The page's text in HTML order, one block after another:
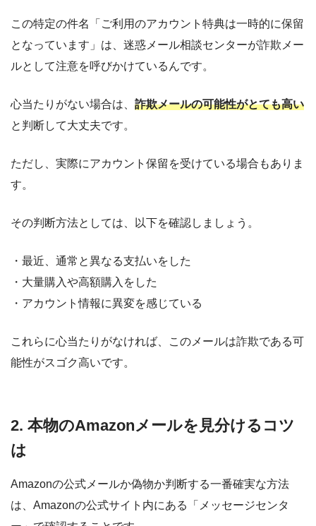
この特定の件名「ご利用のアカウント特典は一時的に保留
となっています」は、迷惑メール相談センターが詐欺メー
ルとして注意を呼びかけているんです。
心当たりがない場合は、 詐欺メールの可能性がとても高い
と判断して大丈夫です。
ただし、実際にアカウント保留を受けている場合もありま
す。
その判断方法としては、以下を確認しましょう。
・最近、通常と異なる支払いをした
・大量購入や高額購入をした
・アカウント情報に異変を感じている
これらに心当たりがなければ、このメールは詐欺である可
能性がスゴク高いです。
2. 本物のAmazonメールを見分けるコツ
は
Amazonの公式メールか偽物か判断する一番確実な方法
は、Amazonの公式サイト内にある「メッセージセンタ